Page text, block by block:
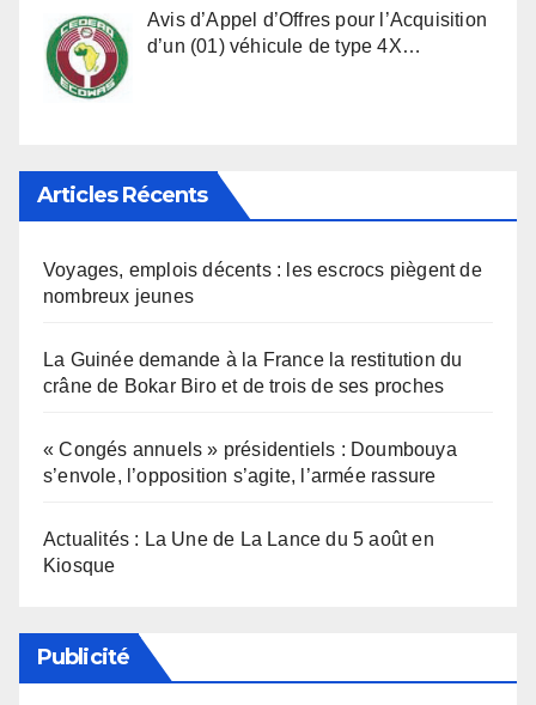
Avis d’Appel d’Offres pour l’Acquisition
d’un (01) véhicule de type 4X…
Articles Récents
Voyages, emplois décents : les escrocs piègent de
nombreux jeunes
La Guinée demande à la France la restitution du
crâne de Bokar Biro et de trois de ses proches
« Congés annuels » présidentiels : Doumbouya
s’envole, l’opposition s’agite, l’armée rassure
Actualités : La Une de La Lance du 5 août en
Kiosque
Publicité